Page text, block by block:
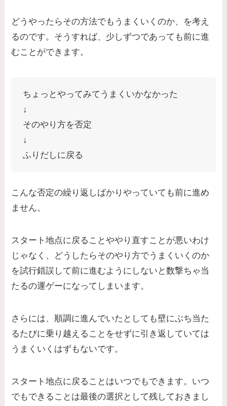
どうやったらその方法でもうまくいくのか、を考え
るのです。そうすれば、少しずつであっても前に進
むことができます。
ちょっとやってみてうまくいかなかった
↓
そのやり方を否定
↓
ふりだしに戻る
こんな否定の繰り返しばかりやっていても前に進め
ません。
スタート地点に戻ることややり直すことが悪いわけ
じゃなく、どうしたらそのやり方でうまくいくのか
を試行錯誤して前に進むようにしないと数撃ちゃ当
たるの運ゲーになってしまいます。
さらには、順調に進んでいたとしても壁にぶち当た
るたびに乗り越えることをせずに引き返していては
うまくいくはずもないです。
スタート地点に戻ることはいつでもできます。いつ
でもできることは最後の選択として残しておきまし